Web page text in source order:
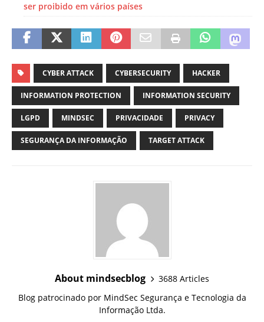
ser proibido em vários países
CYBER ATTACK CYBERSECURITY HACKER
INFORMATION PROTECTION INFORMATION SECURITY
LGPD MINDSEC PRIVACIDADE PRIVACY
SEGURANÇA DA INFORMAÇÃO TARGET ATTACK
About mindsecblog
3688 Articles
Blog patrocinado por MindSec Segurança e Tecnologia da
Informação Ltda.